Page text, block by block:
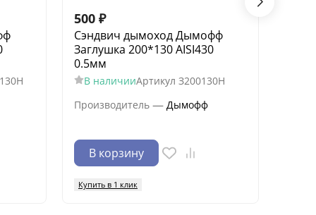
500 ₽
Сэндвич дымоход Дымофф
Заглушка 200*130 AISI430
0.5мм
В наличииАртикул З200130Н
Производитель — Дымофф
В корзину
Купить в 1 клик